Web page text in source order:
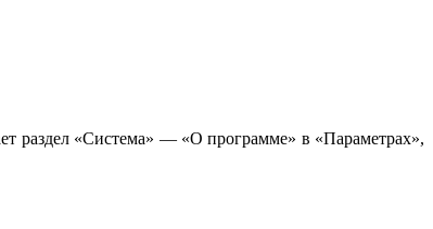
раздел «Система» — «О программе» в «Параметрах»,